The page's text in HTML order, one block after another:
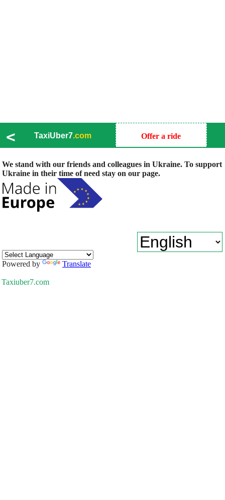
< TaxiUber7.com Offer a ride
We stand with our friends and colleagues in Ukraine. To support
Ukraine in their time of need stay on our page.
Powered by Translate
Taxiuber7.com